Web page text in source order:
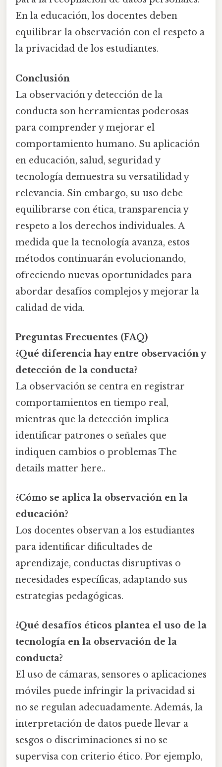
En la educación, los docentes deben
equilibrar la observación con el respeto a
la privacidad de los estudiantes.
Conclusión
La observación y detección de la
conducta son herramientas poderosas
para comprender y mejorar el
comportamiento humano. Su aplicación
en educación, salud, seguridad y
tecnología demuestra su versatilidad y
relevancia. Sin embargo, su uso debe
equilibrarse con ética, transparencia y
respeto a los derechos individuales. A
medida que la tecnología avanza, estos
métodos continuarán evolucionando,
ofreciendo nuevas oportunidades para
abordar desafíos complejos y mejorar la
calidad de vida.
Preguntas Frecuentes (FAQ)
¿Qué diferencia hay entre observación y
detección de la conducta?
La observación se centra en registrar
comportamientos en tiempo real,
mientras que la detección implica
identificar patrones o señales que
indiquen cambios o problemas The
details matter here..
¿Cómo se aplica la observación en la
educación?
Los docentes observan a los estudiantes
para identificar dificultades de
aprendizaje, conductas disruptivas o
necesidades específicas, adaptando sus
estrategias pedagógicas.
¿Qué desafíos éticos plantea el uso de la
tecnología en la observación de la
conducta?
El uso de cámaras, sensores o aplicaciones
móviles puede infringir la privacidad si
no se regulan adecuadamente. Además, la
interpretación de datos puede llevar a
sesgos o discriminaciones si no se
supervisa con criterio ético. Por ejemplo,